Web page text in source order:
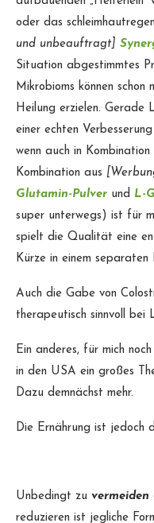
oder das
und unbeauftragt]
Situation abgestimmtes
Mikrobioms können schon
Heilung erzielen. Gerade
einer echten
wenn auch in
Kombination aus
Glutamin-Pulver und L-
super unterwegs) ist für
spielt die Qualität eine
Kürze in einem separaten
Auch die Gabe von
therapeutisch sinnvoll bei
Ein anderes, für mich
in den USA ein großes
Dazu demnächst mehr.
Die Ernährung ist jedoch
Unbedingt zu vermeiden
reduzieren ist jegliche